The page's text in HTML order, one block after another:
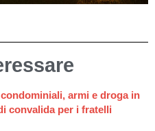
armi e droga in
convalida per i fratelli